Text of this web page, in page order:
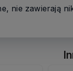
nie zawierają